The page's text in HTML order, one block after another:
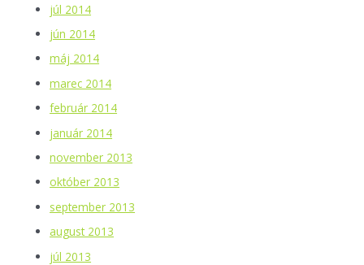
júl 2014
jún 2014
máj 2014
marec 2014
február 2014
január 2014
november 2013
október 2013
september 2013
august 2013
júl 2013